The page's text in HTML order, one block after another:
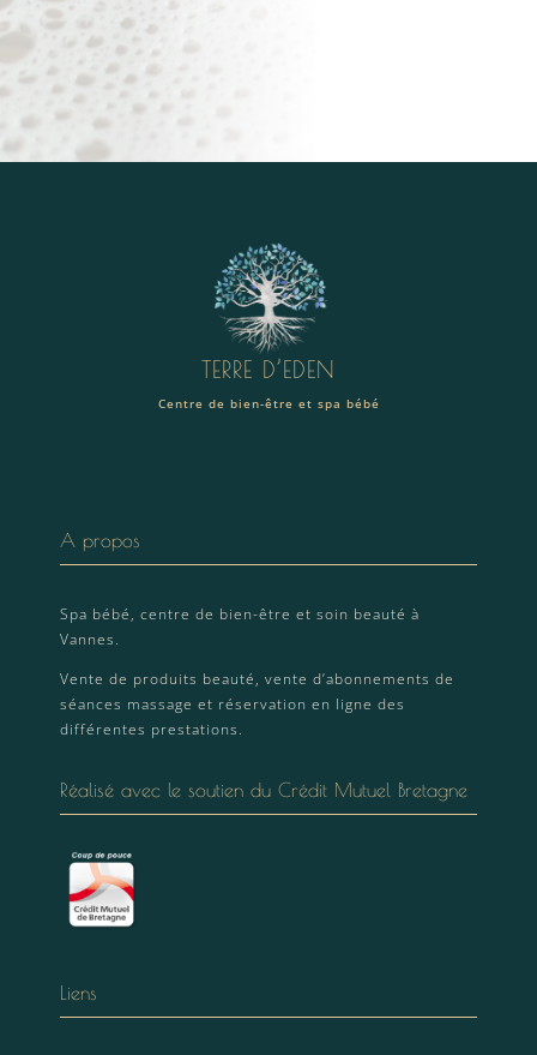
TERRE D’EDEN
Centre de bien-être et spa bébé
A propos
Spa bébé, centre de bien-être et soin beauté à
Vannes.
Vente de produits beauté, vente d’abonnements de
séances massage et réservation en ligne des
différentes prestations.
Réalisé avec le soutien du Crédit Mutuel Bretagne
Liens